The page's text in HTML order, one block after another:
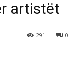
artistët
0
291